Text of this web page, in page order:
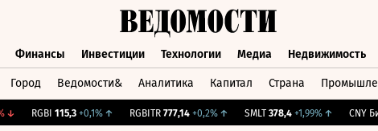
Финансы Инвестиции Технологии Медиа Недвижимость
Город Ведомости& Аналитика Капитал Страна
RGBI 115,3 +0,1%↑ RGBITR 777,14 +0,2%↑ SMLT 378,4 +1,99%↑ CNY